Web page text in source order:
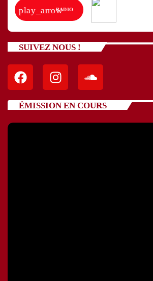
play_arrowRADIO
SUIVEZ NOUS !
ÉMISSION EN COURS